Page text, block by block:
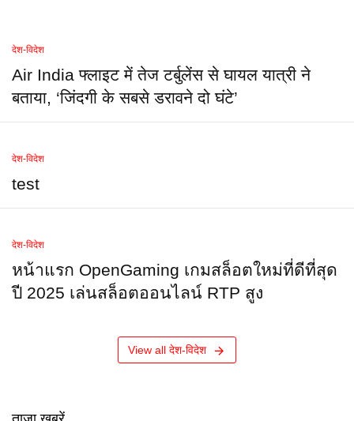
देश-विदेश
Air India फ्लाइट में तेज टर्बुलेंस से घायल यात्री ने
बताया, ‘जिंदगी के सबसे डरावने दो घंटे’
देश-विदेश
test
देश-विदेश
หน้าแรก OpenGaming เกมสล็อตใหม่ที่ดีที่สุด
ปี 2025 เล่นสล็อตออนไลน์ RTP สูง
View all देश-विदेश